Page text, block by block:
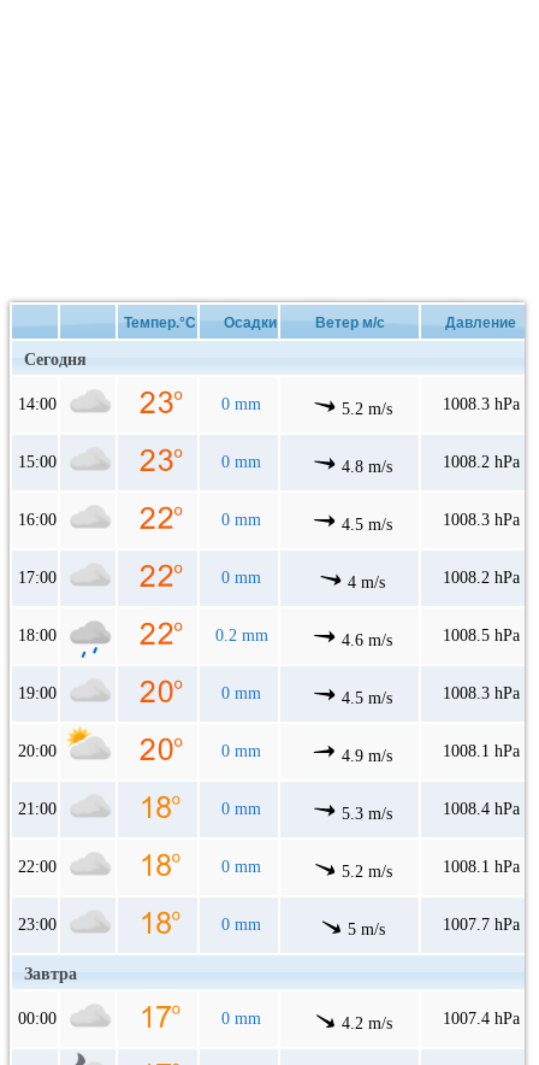
Темпер.°C Осадки Ветер м/с Давление
Сегодня
14:00 0 mm 5.2 m/s 1008.3 hPa
15:00 0 mm 4.8 m/s 1008.2 hPa
16:00 0 mm 4.5 m/s 1008.3 hPa
17:00 0 mm 4 m/s 1008.2 hPa
18:00 0.2 mm 4.6 m/s 1008.5 hPa
19:00 0 mm 4.5 m/s 1008.3 hPa
20:00 0 mm 4.9 m/s 1008.1 hPa
21:00 0 mm 5.3 m/s 1008.4 hPa
22:00 0 mm 5.2 m/s 1008.1 hPa
23:00 0 mm 5 m/s 1007.7 hPa
Завтра
00:00 0 mm 4.2 m/s 1007.4 hPa